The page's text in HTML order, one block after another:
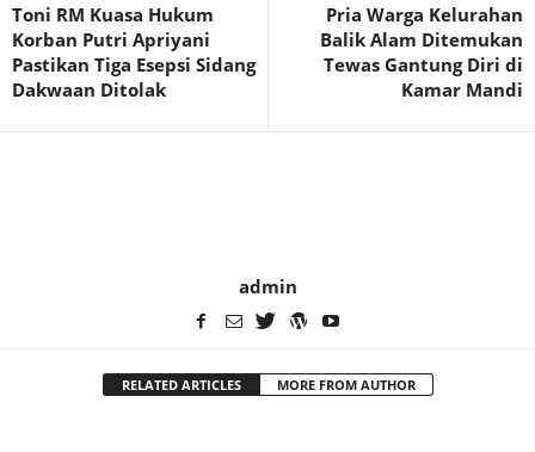
Toni RM Kuasa Hukum
Korban Putri Apriyani
Pastikan Tiga Esepsi Sidang
Dakwaan Ditolak
Pria Warga Kelurahan
Balik Alam Ditemukan
Tewas Gantung Diri di
Kamar Mandi
admin
RELATED ARTICLES MORE FROM AUTHOR